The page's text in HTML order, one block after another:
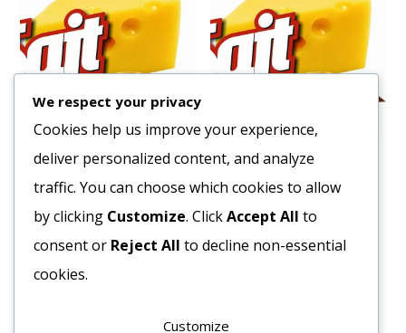
Fagy. Sárgabarack Felezett
10kg.
1764Ft
Bruttó egység ár:ft/kg.
Fagy. Kelbimbó 4×2,5kg
1053Ft
Bruttó egység ár:ft/kg.
We respect your privacy
Cookies help us improve your experience,
deliver personalized content, and analyze
traffic. You can choose which cookies to allow
by clicking Customize. ClickAccept All to
consent or Reject All to decline non-essential
cookies.
Customize